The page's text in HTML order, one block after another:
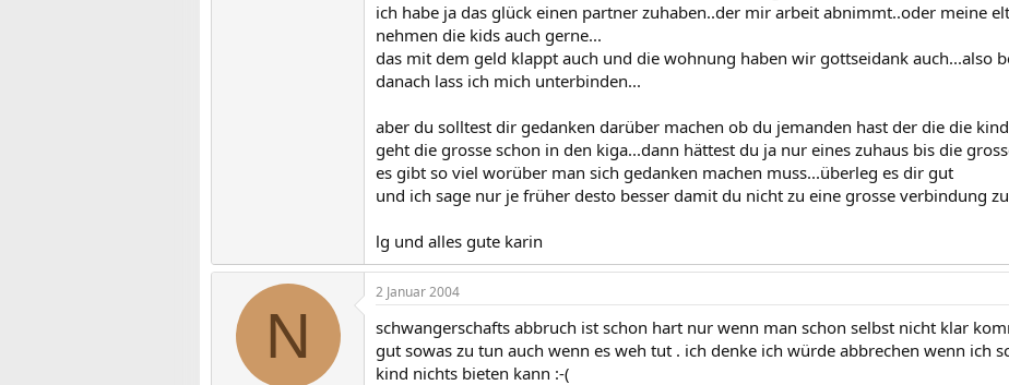
ich habe ja das glück einen partner zuhaben..der mir arbeit abnimmt..oder meine
nehmen die kids auch gerne...
das mit dem geld klappt auch und die wohnung haben wir gottseidank auch...also
danach lass ich mich unterbinden...
aber du solltest dir gedanken darüber machen ob du jemanden hast der die die
geht die grosse schon in den kiga...dann hättest du ja nur eines zuhaus bis die
es gibt so viel worüber man sich gedanken machen muss...überleg es dir gut
und ich sage nur je früher desto besser damit du nicht zu eine grosse verbindung
lg und alles gute karin
N
2 Januar 2004
schwangerschafts abbruch ist schon hart nur wenn man schon selbst nicht klar
gut sowas zu tun auch wenn es weh tut . ich denke ich würde abbrechen wenn ich
kind nichts bieten kann :-(